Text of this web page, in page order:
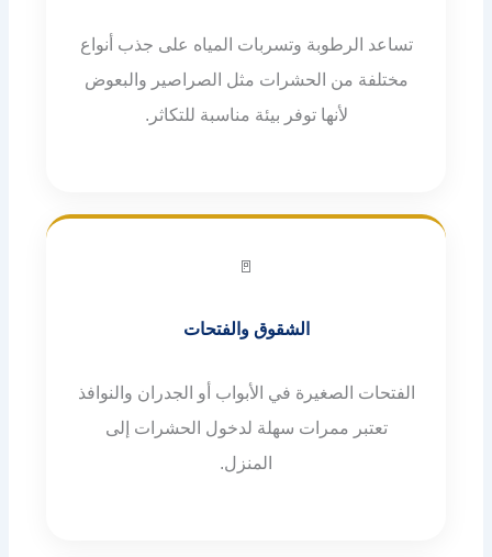
تساعد الرطوبة وتسربات المياه على جذب أنواع
مختلفة من الحشرات مثل الصراصير والبعوض
لأنها توفر بيئة مناسبة للتكاثر.
الشقوق والفتحات
الفتحات الصغيرة في الأبواب أو الجدران والنوافذ
تعتبر ممرات سهلة لدخول الحشرات إلى
المنزل.